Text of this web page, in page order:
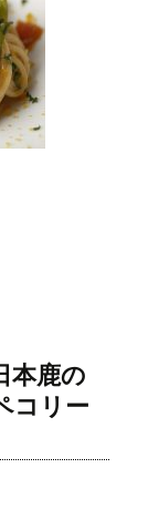
本鹿の
コリー